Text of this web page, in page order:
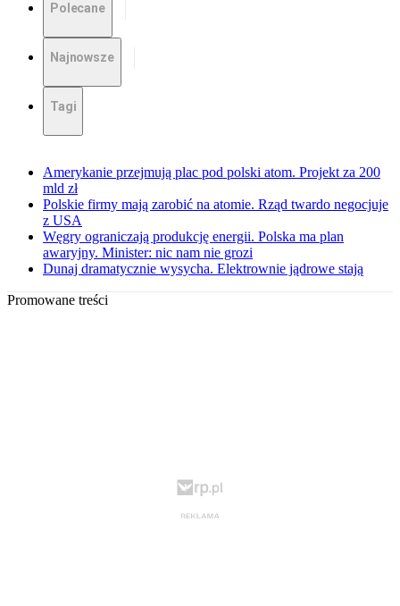
Polecane
Najnowsze
Tagi
Amerykanie przejmują plac pod polski atom. Projekt za 200
mld zł
Polskie firmy mają zarobić na atomie. Rząd twardo negocjuje
z USA
Węgry ograniczają produkcję energii. Polska ma plan
awaryjny. Minister: nic nam nie grozi
Dunaj dramatycznie wysycha. Elektrownie jądrowe stają
Promowane treści